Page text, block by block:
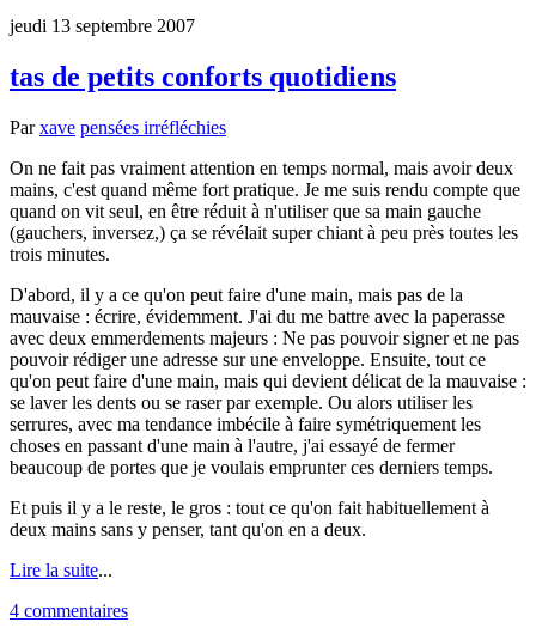
jeudi 13 septembre 2007
tas de petits conforts quotidiens
Parxave pensées irréfléchies
On ne fait pas vraiment attention en temps normal, mais avoir deux
mains, c'est quand même fort pratique. Je me suis rendu compte que
quand on vit seul, en être réduit à n'utiliser que sa main gauche
(gauchers, inversez,) ça se révélait super chiant à peu près toutes les
trois minutes.
D'abord, il y a ce qu'on peut faire d'une main, mais pas de la
mauvaise : écrire, évidemment. J'ai du me battre avec la paperasse
avec deux emmerdements majeurs : Ne pas pouvoir signer et ne pas
pouvoir rédiger une adresse sur une enveloppe. Ensuite, tout ce
qu'on peut faire d'une main, mais qui devient délicat de la mauvaise :
se laver les dents ou se raser par exemple. Ou alors utiliser les
serrures, avec ma tendance imbécile à faire symétriquement les
choses en passant d'une main à l'autre, j'ai essayé de fermer
beaucoup de portes que je voulais emprunter ces derniers temps.
Et puis il y a le reste, le gros : tout ce qu'on fait habituellement à
deux mains sans y penser, tant qu'on en a deux.
Lire la suite...
4 commentaires